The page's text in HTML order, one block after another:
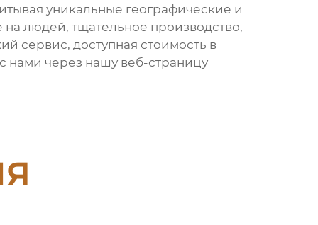
уникальные географические и
людей, тщательное производство,
сервис, доступная стоимость в
нами через нашу веб-страницу